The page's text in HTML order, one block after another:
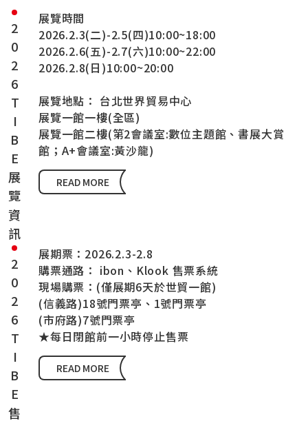
2026TIBE展覽資訊
展覽時間
2026.2.3(二)-2.5(四)10:00~18:00
2026.2.6(五)-2.7(六)10:00~22:00
2026.2.8(日)10:00~20:00
展覽地點： 台北世界貿易中心
展覽一館一樓(全區)
展覽一館二樓(第2會議室:數位主題館、書展大賞
館；A+會議室:黃沙龍)
READ MORE
2026TIBE售票資訊
展期票：2026.2.3-2.8
購票通路： ibon、Klook 售票系統
現場購票：(僅展期6天於世貿一館)
(信義路)18號門票亭、1號門票亭
(市府路)7號門票亭
★每日閉館前一小時停止售票
READ MORE